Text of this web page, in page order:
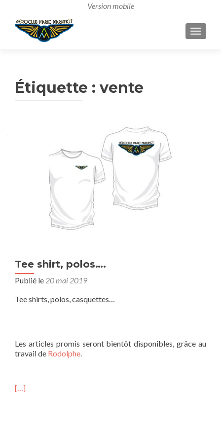
Étiquette : vente
Tee shirt, polos….
Publié le 20 mai 2019
Tee shirts, polos, casquettes…
Les articles promis seront bientôt disponibles, grâce au
travail de Rodolphe.
[…]